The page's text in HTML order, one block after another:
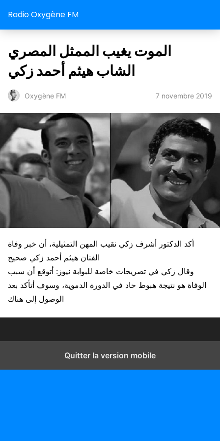
Radio Oxygène FM
الموت يغيب الممثل المصري
الشاب هيثم أحمد زكي
Oxygène FM 7 novembre 2019
أكد الدكتور أشرف زكي نقيب المهن التمثيلية، أن خبر وفاة
الفنان هيثم أحمد زكي صحيح
وقال زكي في تصريحات خاصة للبوابة نيوز: أتوقع أن سبب
الوفاة هو نتيجة هبوط حاد في الدورة الدموية، وسوف أتأكد بعد
الوصول إلى هناك
Quitter la version mobile